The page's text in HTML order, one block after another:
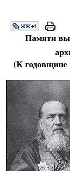
Памяти
(К годовщине